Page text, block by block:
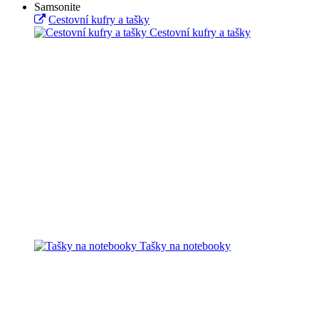
Samsonite
Cestovní kufry a tašky
Cestovní kufry a tašky
Tašky na notebooky